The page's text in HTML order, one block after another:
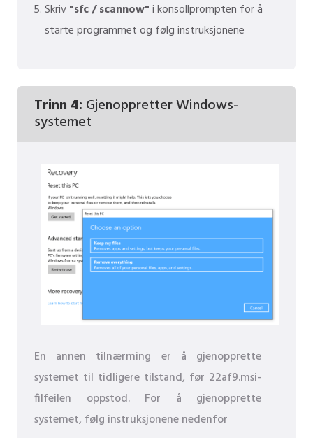
Skriv"sfc / scannow"i konsollprompten for å
starte programmet og følg instruksjonene
Trinn 4: Gjenoppretter Windows-
systemet
En annen tilnærming er å gjenopprette
systemet til tidligere tilstand, før 22af9.msi-
filfeilen oppstod. For å gjenopprette
systemet, følg instruksjonene nedenfor